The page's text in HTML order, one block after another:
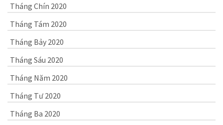
Tháng Chín 2020
Tháng Tám 2020
Tháng Bảy 2020
Tháng Sáu 2020
Tháng Năm 2020
Tháng Tư 2020
Tháng Ba 2020